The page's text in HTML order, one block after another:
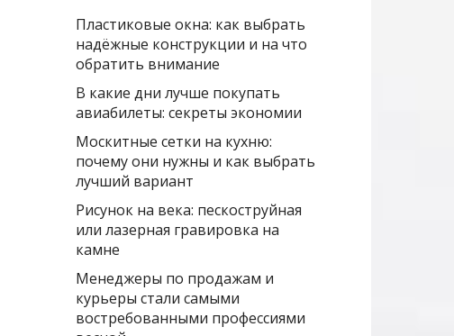
Пластиковые окна: как выбрать
надёжные конструкции и на что
обратить внимание
В какие дни лучше покупать
авиабилеты: секреты экономии
Москитные сетки на кухню:
почему они нужны и как выбрать
лучший вариант
Рисунок на века: пескоструйная
или лазерная гравировка на
камне
Менеджеры по продажам и
курьеры стали самыми
востребованными профессиями